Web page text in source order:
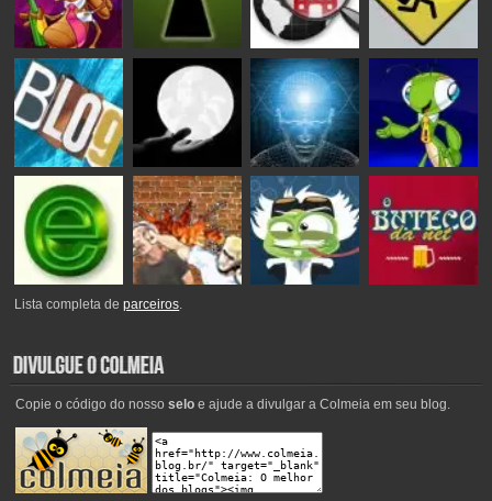
Lista completa deparceiros.
Copie o código do nosso seloe ajude a divulgar a Colmeia em seu blog.